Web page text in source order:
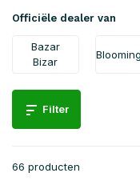
Officiële dealer van
Bazar
Bizar
Filter
66 producten